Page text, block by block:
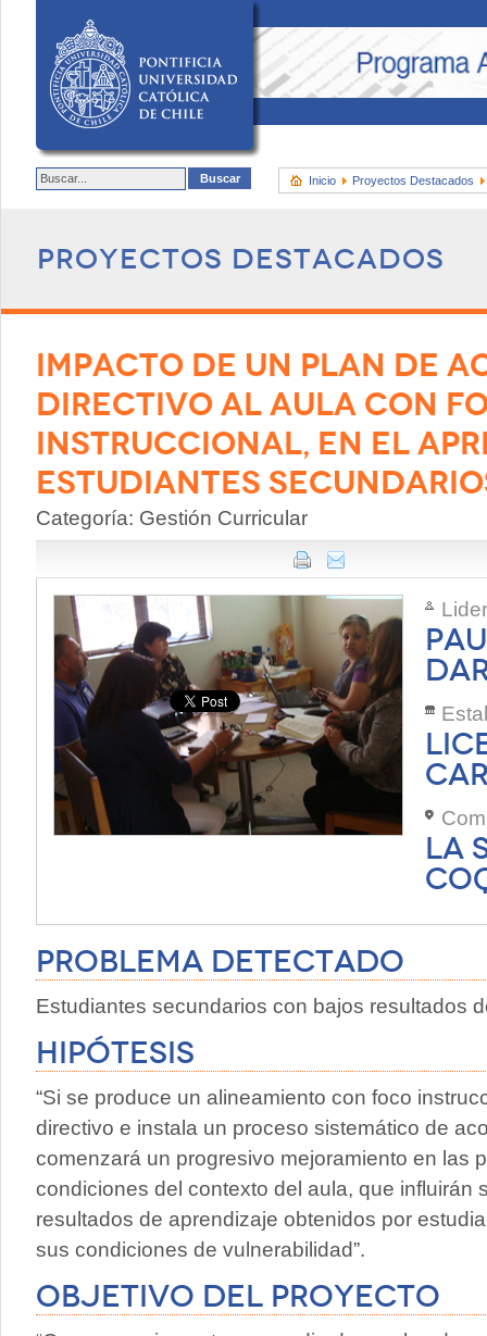
Inicio Proyectos Destacados
Proyectos destacados
IMPACTO DE UN PLAN DE
DIRECTIVO AL AULA CON
INSTRUCCIONAL, EN EL
ESTUDIANTES
Categoría: Gestión Curricular
LA
Problema Detectado
Estudiantes secundarios con bajos resultados
Hipótesis
“Si se produce un alineamiento con foco
directivo e instala un proceso sistemático de
comenzará un progresivo mejoramiento en las
condiciones del contexto del aula, que influirán
resultados de aprendizaje obtenidos por
sus condiciones de vulnerabilidad”.
Objetivo del proyecto